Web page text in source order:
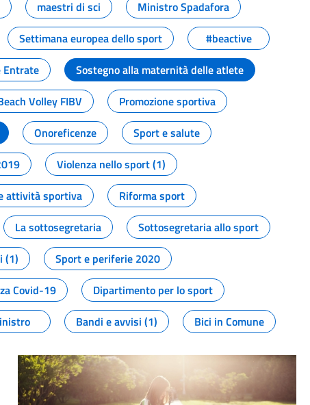
maestri di sci
Ministro Spadafora
Settimana europea dello sport
#beactive
Entrate
Sostegno alla maternità delle atlete
Volley FIBV
Promozione sportiva
Onoreficenze
Sport e salute
Violenza nello sport (1)
attività sportiva
Riforma sport
La sottosegretaria
Sottosegretaria allo sport
(1)
Sport e periferie 2020
Covid-19
Dipartimento per lo sport
Bandi e avvisi (1) Bici in Comune